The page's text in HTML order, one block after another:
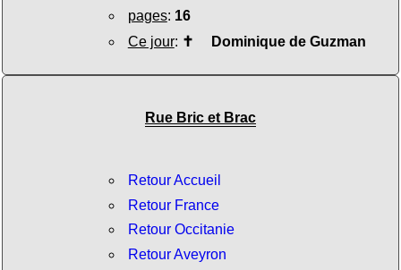
pages: 16
Ce jour: ✝ Dominique de Guzman
Rue Bric et Brac
Retour Accueil
Retour France
Retour Occitanie
Retour Aveyron